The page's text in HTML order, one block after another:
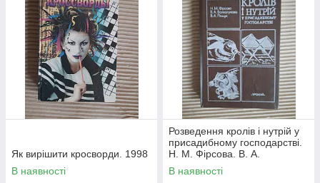
Як вирішити кросворди. 1998
В наявності
Розведення кролів і нутрій у
присадибному господарстві.
Н. М. Фірсова. В. А.
Волколупова. В. А. Пінчук.
Київ 1989 рік
В наявності